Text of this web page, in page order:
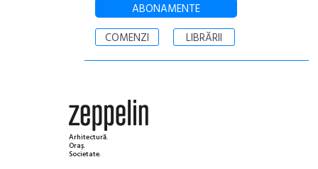
ABONAMENTE
COMENZI
LIBRĂRII
Arhitectură.
Oraș.
Societate.